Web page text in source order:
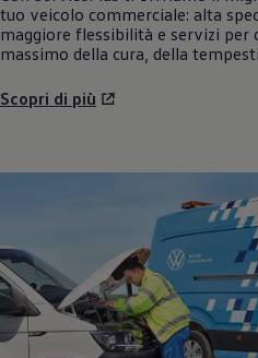
tuo veicolo commerciale: alta
maggiore flessibilità e servizi
massimo della cura, della
Scopri di più